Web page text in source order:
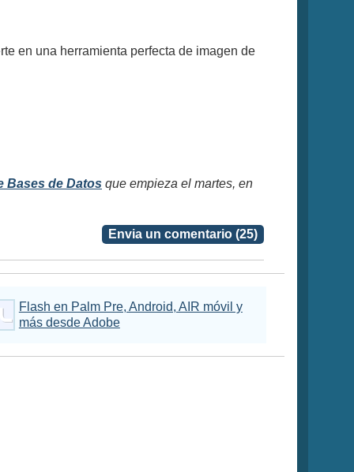
en una herramienta perfecta de imagen de
Bases de Datos que empieza el martes, en
Envia un comentario (25)
Flash en Palm Pre, Android, AIR móvil y
más desde Adobe